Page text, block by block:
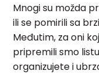
Mnogi su možda
ili se pomirili sa
Međutim, za oni
pripremili smo
organizujete i